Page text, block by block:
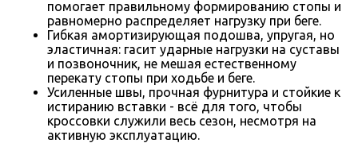
помогает правильному формированию стопы и
равномерно распределяет нагрузку при беге.
Гибкая амортизирующая подошва, упругая, но
эластичная: гасит ударные нагрузки на суставы
и позвоночник, не мешая естественному
перекату стопы при ходьбе и беге.
Усиленные швы, прочная фурнитура и стойкие к
истиранию вставки - всё для того, чтобы
кроссовки служили весь сезон, несмотря на
активную эксплуатацию.